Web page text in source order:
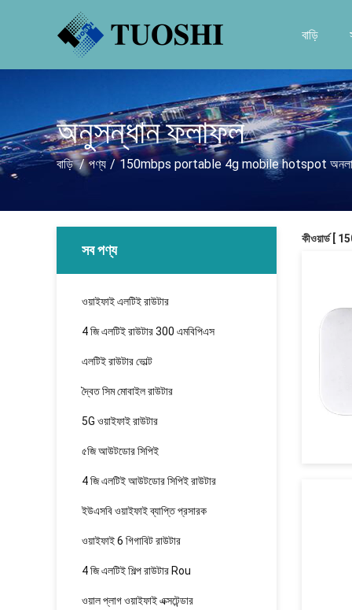
বাড়ি
অনুসন্ধান ফলাফল
বাড়ি / পণ্য / 150mbps portable 4g mobile hotspot
সব পণ্য
ওয়াইফাই এলটিই রাউটার
4 জি এলটিই রাউটার 300 এমবিপিএস
এলটিই রাউটার ভোল্ট
দ্বৈত সিম মোবাইল রাউটার
5G ওয়াইফাই রাউটার
৫জি আউটডোর সিপিই
4 জি এলটিই আউটডোর সিপিই রাউটার
ইউএসবি ওয়াইফাই ব্যাপ্তি প্রসারক
ওয়াইফাই 6 গিগাবিট রাউটার
4 জি এলটিই শিল্প রাউটার Rou
ওয়াল প্লাগ ওয়াইফাই এক্সটেন্ডার
কীওয়ার্ড